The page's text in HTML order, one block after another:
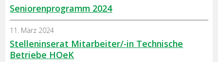
Seniorenprogramm 2024
Stelleninserat Mitarbeiter/-in Technische
Betriebe HOeK
11. März 2024